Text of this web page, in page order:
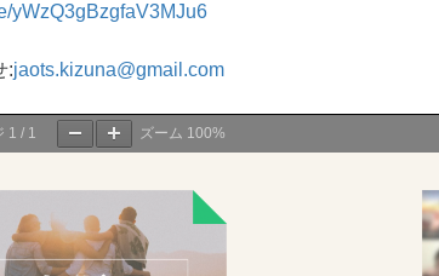
yWzQ3gBzgfaV3MJu6
:jaots.kizuna@gmail.com
1 / 1 ズーム 100%